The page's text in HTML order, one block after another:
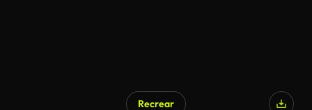
Recrear